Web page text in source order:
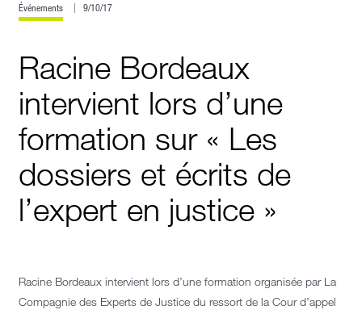
Événements 9/10/17
Racine Bordeaux
intervient lors d’une
formation sur « Les
dossiers et écrits de
l’expert en justice »
Racine Bordeaux intervient lors d’une formation organisée par La
Compagnie des Experts de Justice du ressort de la Cour d’appel